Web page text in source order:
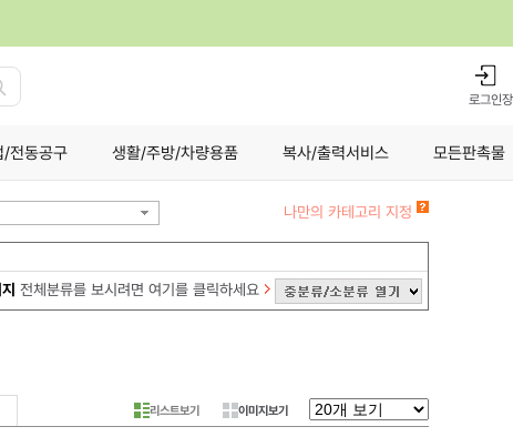
로그인
/전동공구 생활/주방/차량용품 복사/출력서비스 모든판촉물
나만의 카테고리 지정
전체분류를 보시려면 여기를 클릭하세요
리스트보기 이미지보기